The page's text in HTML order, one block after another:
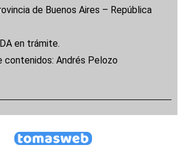
de Buenos Aires – República
en trámite.
contenidos: Andrés Pelozo